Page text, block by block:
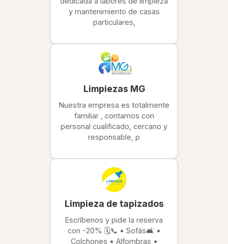
y mantenimiento de casas
particulares,
Limpiezas MG
Nuestra empresa es totalmente
familiar , contamos con
personal cualificado, cercano y
responsable, p
Limpieza de tapizados
Escríbenos y pide la reserva
con -20% 🗓📞 • Sofás🛋 •
Colchones • Alfombras •